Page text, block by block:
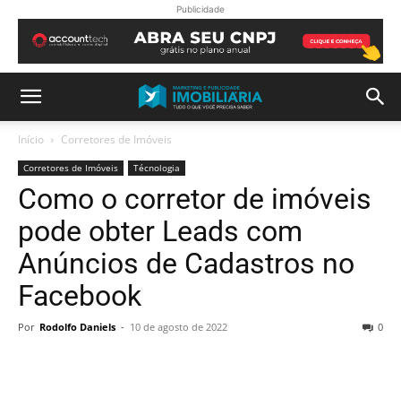
Publicidade
Início Corretores de Imóveis
Corretores de Imóveis Técnologia
Como o corretor de imóveis
pode obter Leads com
Anúncios de Cadastros no
Facebook
Por Rodolfo Daniels - 10 de agosto de 2022 0